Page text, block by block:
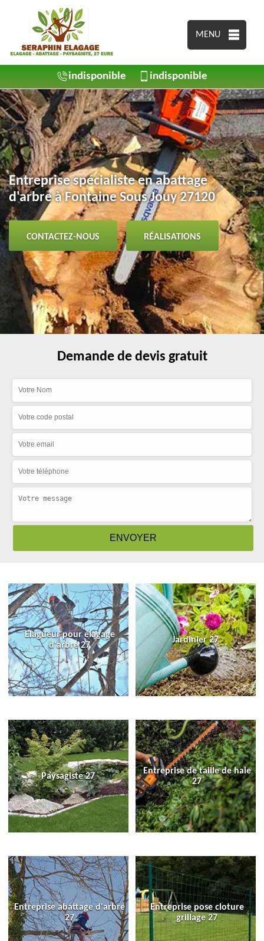
MENU
indisponible indisponible
Entreprise spécialiste en abattage
d'arbre à Fontaine Sous Jouy 27120
CONTACTEZ-NOUS RÉALISATIONS
Demande de devis gratuit
Elagueur pour élagage
d'arbre 27
Jardinier 27
Paysagiste 27
Entreprise de taille de haie
27
Entreprise abattage d'arbre
27
Entreprise pose cloture
grillage 27